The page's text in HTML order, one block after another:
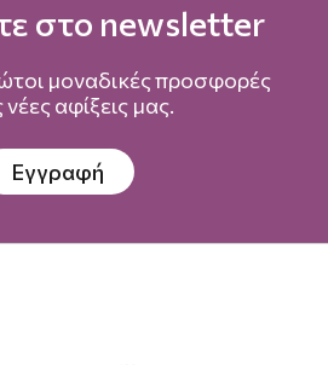
στο newsletter
μοναδικές προσφορές
νέες αφίξεις μας.
Εγγραφή